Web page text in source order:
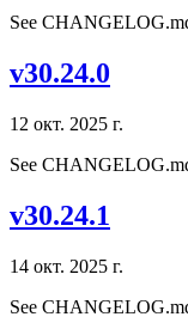
See
v30.24.0
12 окт. 2025 г.
See
v30.24.1
14 окт. 2025 г.
See